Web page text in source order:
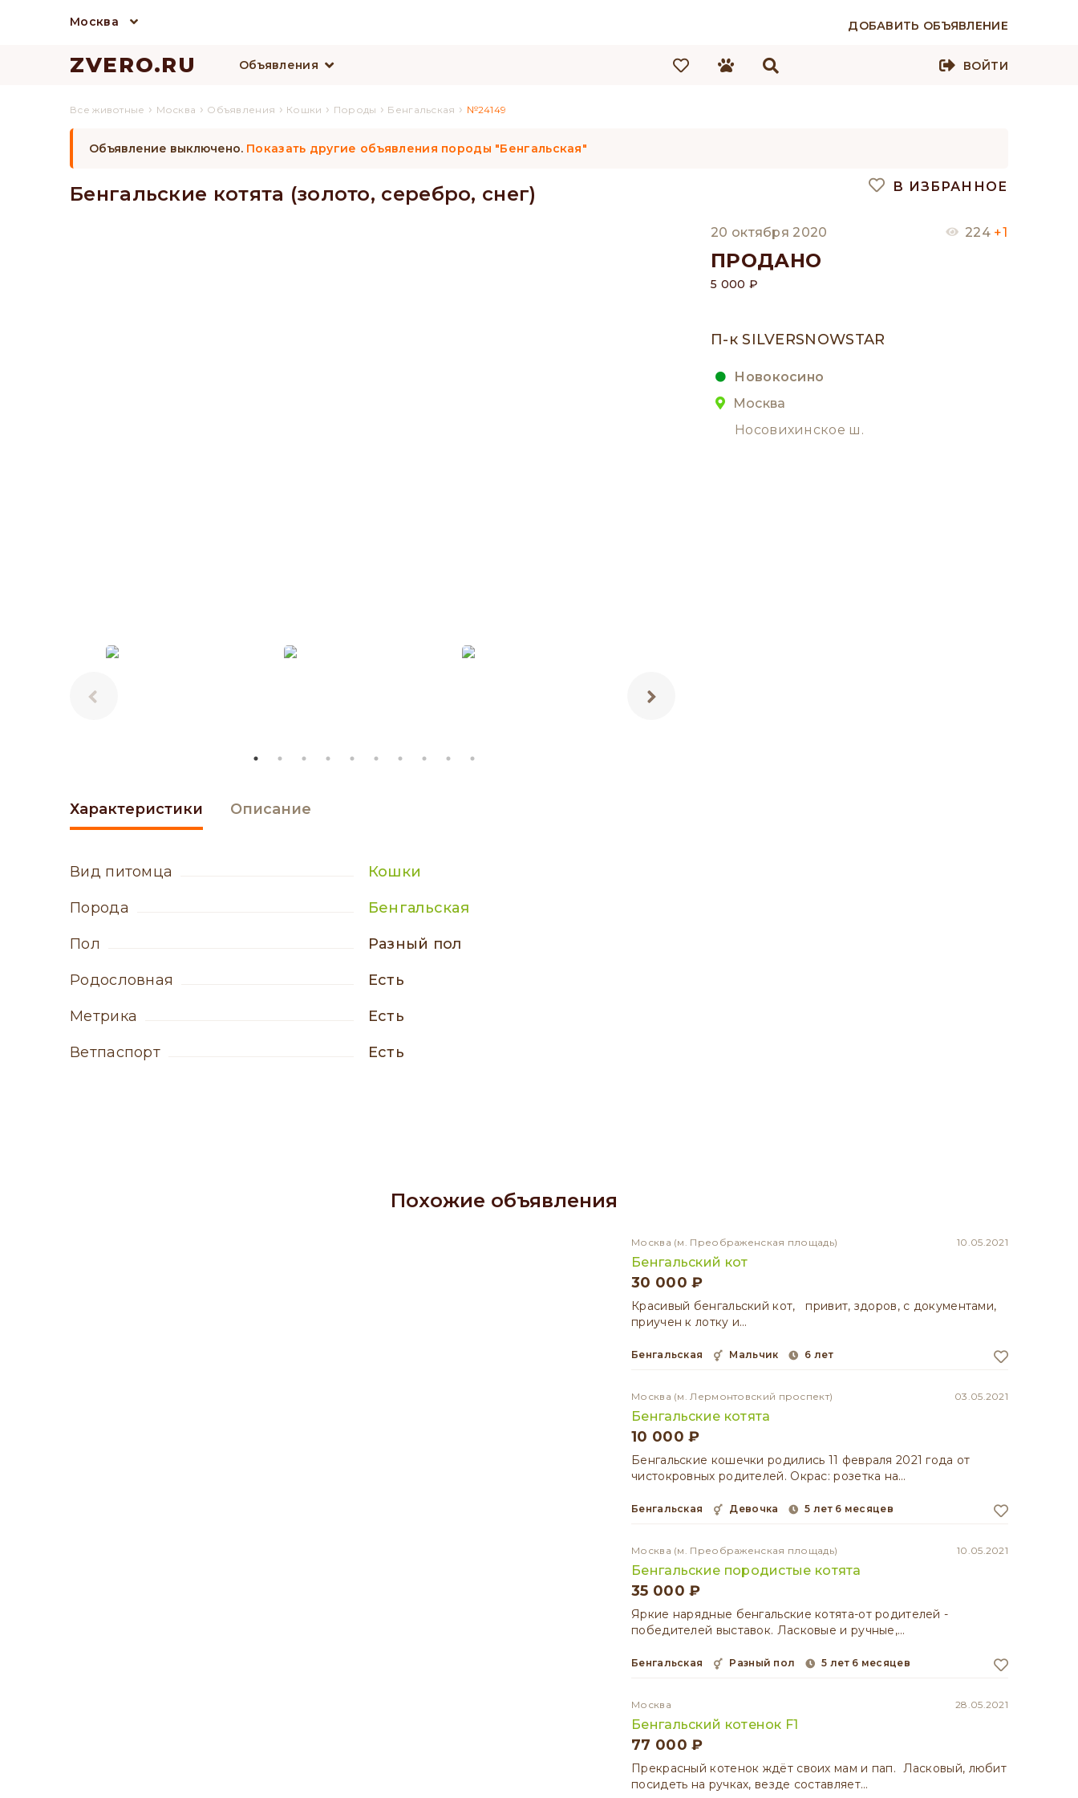
Москва ДОБАВИТЬ ОБЪЯВЛЕНИЕ
ZVERO.RU Объявления ВОЙТИ
Все животные › Москва › Объявления › Кошки › Породы › Бенгальская › №24149
Объявление выключено. Показать другие объявления породы "Бенгальская"
Бенгальские котята (золото, серебро, снег)
Характеристики
вид питомца Кошки
порода Бенгальская
пол разный пол
родословная есть
метрика есть
ветпаспорт есть
Описание
В ИЗБРАННОЕ
20 октября 2020 224 +1
ПРОДАНО
5 000 ₽
П-к SILVERSNOWSTAR
Новокосино
Москва
Носовихинское ш.
Похожие объявления
Москва (м. Преображенская площадь) 10.05.2021
Бенгальский кот
30 000 ₽
Красивый бенгальский кот, привит, здоров, с документами,
приучен к лотку и…
Бенгальская мальчик 6 лет
Москва (м. Лермонтовский проспект) 03.05.2021
Бенгальские котята
10 000 ₽
Бенгальские кошечки родились 11 февраля 2021 года от
чистокровных родителей. Окрас: розетка на…
Бенгальская девочка 5 лет 6 месяцев
Москва (м. Преображенская площадь) 10.05.2021
Бенгальские породистые котята
35 000 ₽
Яркие нарядные бенгальские котята-от родителей -
победителей выставок. Ласковые и ручные,…
Бенгальская разный пол 5 лет 6 месяцев
Москва 28.05.2021
Бенгальский котенок F1
77 000 ₽
Прекрасный котенок ждёт своих мам и пап. Ласковый, любит
посидеть на ручках, везде составляет…